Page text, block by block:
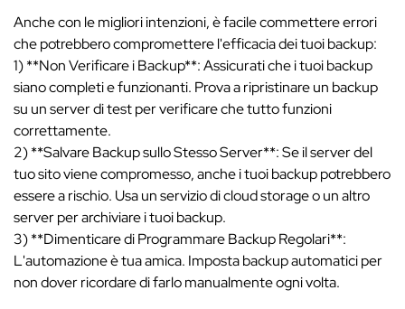
Anche con le migliori intenzioni, è facile commettere errori
che potrebbero compromettere l'efficacia dei tuoi backup:
1) **Non Verificare i Backup**: Assicurati che i tuoi backup
siano completi e funzionanti. Prova a ripristinare un backup
su un server di test per verificare che tutto funzioni
correttamente.
2) **Salvare Backup sullo Stesso Server**: Se il server del
tuo sito viene compromesso, anche i tuoi backup potrebbero
essere a rischio. Usa un servizio di cloud storage o un altro
server per archiviare i tuoi backup.
3) **Dimenticare di Programmare Backup Regolari**:
L'automazione è tua amica. Imposta backup automatici per
non dover ricordare di farlo manualmente ogni volta.